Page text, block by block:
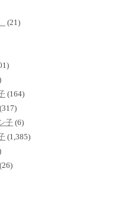
(21)
(164)
(317)
子 (6)
(1,385)
(26)